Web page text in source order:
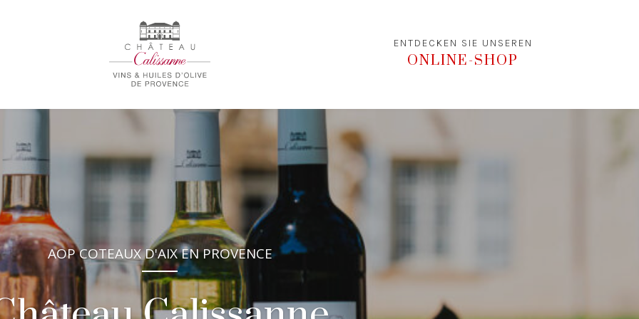
ENTDECKEN SIE UNSEREN
ONLINE-SHOP
AOP COTEAUX D'AIX EN PROVENCE